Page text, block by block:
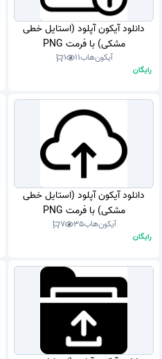
دانلود آیکون آپلود (استایل خطی
مشکی) با فرمت PNG
آیکون‌هاب11
1
رایگان
دانلود آیکون آپلود (استایل خطی
مشکی) با فرمت PNG
آیکون‌هاب35
7
رایگان